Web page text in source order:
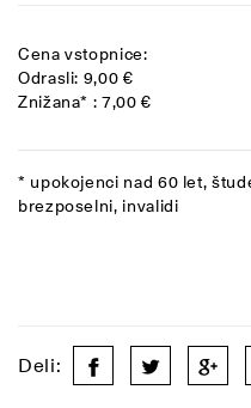
Cena vstopnice:
Odrasli: 9,00 €
Znižana* : 7,00 €
* upokojenci nad 60 let,
brezposelni, invalidi
Deli: